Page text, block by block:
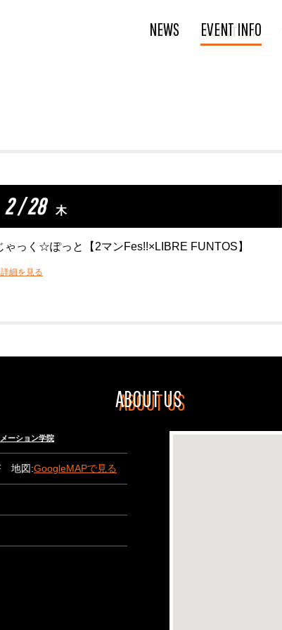
NEWS EVENT INFO
2 / 28 木
ゃっく☆ぽっと【2マンFes!!×LIBRE FUNTOS】
細を見る
ABOUT US
ーション学院
地図:GoogleMAPで見る